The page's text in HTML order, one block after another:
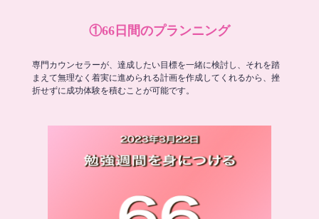
①66日間のプランニング
専門カウンセラーが、達成したい目標を一緒に検討し、それを踏
まえて無理なく着実に進められる計画を作成してくれるから、挫
折せずに成功体験を積むことが可能です。